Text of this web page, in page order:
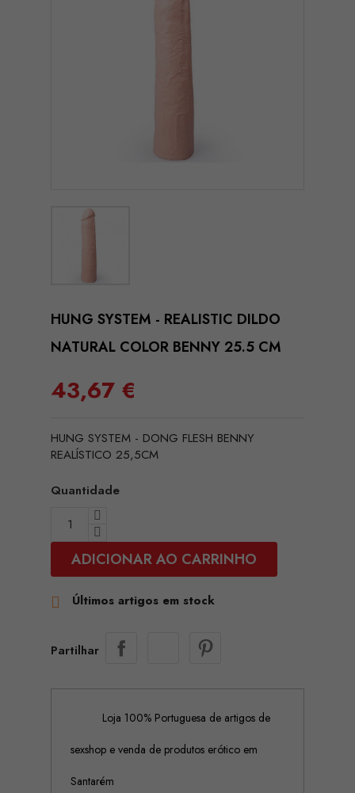
HUNG SYSTEM - REALISTIC DILDO
NATURAL COLOR BENNY 25.5 CM
43,67 €
HUNG SYSTEM - DONG FLESH BENNY
REALÍSTICO 25,5CM
Quantidade
ADICIONAR AO CARRINHO
 Últimos artigos em stock
Partilhar
Loja 100% Portuguesa de artigos de
sexshop e venda de produtos erótico em
Santarém